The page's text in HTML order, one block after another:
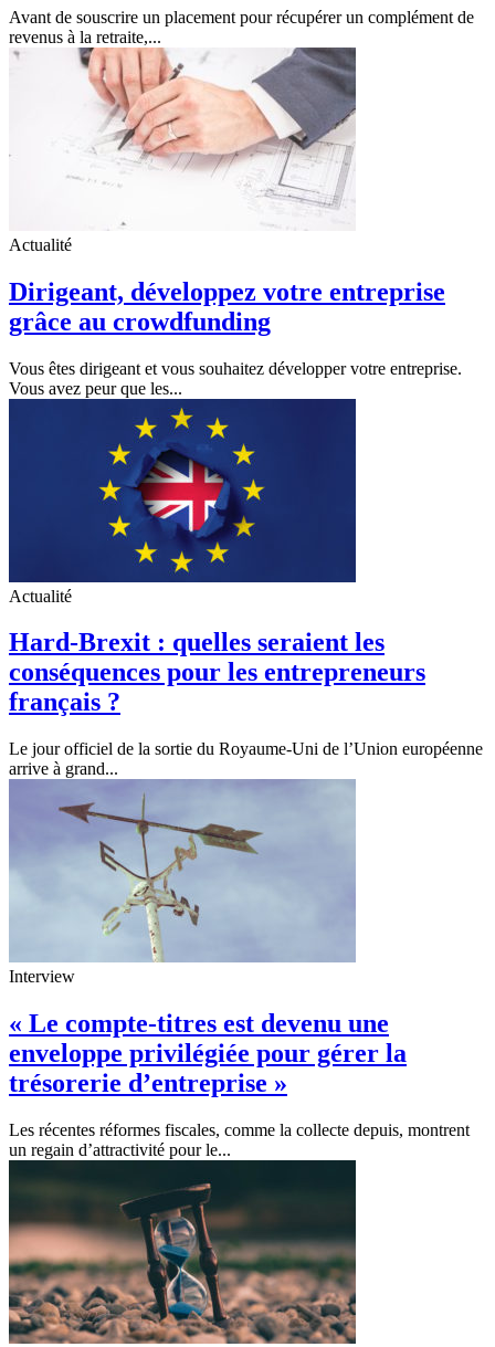
Avant de souscrire un placement pour récupérer un complément de
revenus à la retraite,...
Actualité
Dirigeant, développez votre entreprise
grâce au crowdfunding
Vous êtes dirigeant et vous souhaitez développer votre entreprise.
Vous avez peur que les...
Actualité
Hard-Brexit : quelles seraient les
conséquences pour les entrepreneurs
français ?
Le jour officiel de la sortie du Royaume-Uni de l’Union européenne
arrive à grand...
Interview
« Le compte-titres est devenu une
enveloppe privilégiée pour gérer la
trésorerie d’entreprise »
Les récentes réformes fiscales, comme la collecte depuis, montrent
un regain d’attractivité pour le...